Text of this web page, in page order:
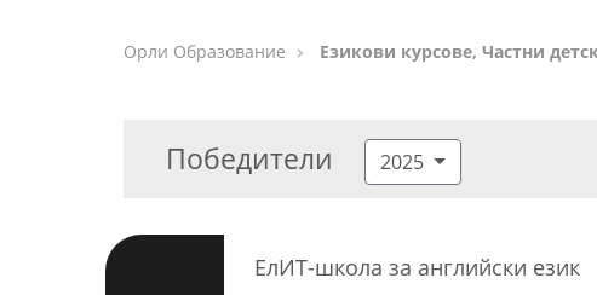
Орли Образование Езикови курсове, Частни
Победители 2025
ЕлИТ-школа за английски език